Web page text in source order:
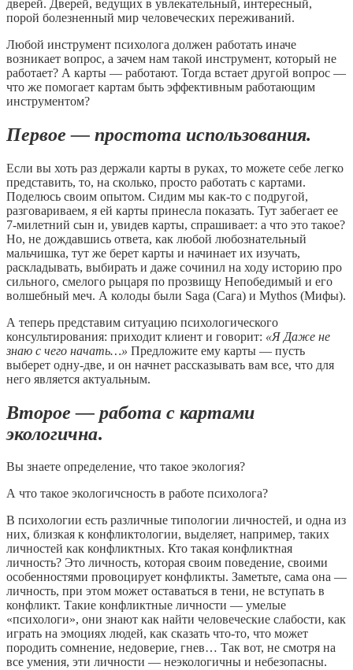
дверей. Дверей, ведущих в увлекательный, интересный,
порой болезненный мир человеческих переживаний.
Любой инструмент психолога должен работать иначе
возникает вопрос, а зачем нам такой инструмент, который не
работает? А карты — работают. Тогда встает другой вопрос —
что же помогает картам быть эффективным работающим
инструментом?
Первое — простота использования.
Если вы хоть раз держали карты в руках, то можете себе легко
представить, то, на сколько, просто работать с картами.
Поделюсь своим опытом. Сидим мы как-то с подругой,
разговариваем, я ей карты принесла показать. Тут забегает ее
7-милетний сын и, увидев карты, спрашивает: а что это такое?
Но, не дождавшись ответа, как любой любознательный
мальчишка, тут же берет карты и начинает их изучать,
раскладывать, выбирать и даже сочинил на ходу историю про
сильного, смелого рыцаря по прозвищу Непобедимый и его
волшебный меч. А колоды были Saga (Сага) и Mythos (Мифы).
А теперь представим ситуацию психологического
консультирования: приходит клиент и говорит: «Я Даже не
знаю с чего начать…» Предложите ему карты — пусть
выберет одну-две, и он начнет рассказывать вам все, что для
него является актуальным.
Второе — работа с картами
экологична.
Вы знаете определение, что такое экология?
А что такое экологичсность в работе психолога?
В психологии есть различные типологии личностей, и одна из
них, близкая к конфликтологии, выделяет, например, таких
личностей как конфликтных. Кто такая конфликтная
личность? Это личность, которая своим поведение, своими
особенностями провоцирует конфликты. Заметьте, сама она —
личность, при этом может оставаться в тени, не вступать в
конфликт. Такие конфликтные личности — умелые
«психологи», они знают как найти человеческие слабости, как
играть на эмоциях людей, как сказать что-то, что может
породить сомнение, недоверие, гнев… Так вот, не смотря на
все умения, эти личности — неэкологичны и небезопасны.